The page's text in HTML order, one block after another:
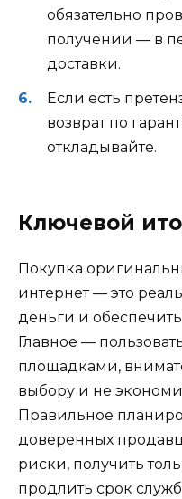
обязательно
получении — в
доставки.
Если есть
возврат по
откладывайте.
Ключевой
Покупка
интернет — это
деньги и обеспечить
Главное —
площадками,
выбору и не
Правильное
доверенных
риски, получить
продлить срок